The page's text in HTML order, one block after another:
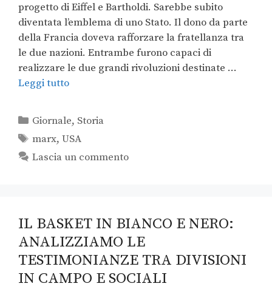
progetto di Eiffel e Bartholdi. Sarebbe subito
diventata l’emblema di uno Stato. Il dono da parte
della Francia doveva rafforzare la fratellanza tra
le due nazioni. Entrambe furono capaci di
realizzare le due grandi rivoluzioni destinate …
Leggi tutto
Giornale, Storia
marx,USA
Lascia un commento
IL BASKET IN BIANCO E NERO:
ANALIZZIAMO LE
TESTIMONIANZE TRA DIVISIONI
IN CAMPO E SOCIALI